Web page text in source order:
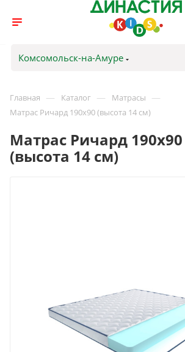
Комсомольск-на-Амуре
Главная — Каталог — Матрасы —
Матрас Ричард 190х90 (высота 14 см)
Матрас Ричард 190х90
(высота 14 см)